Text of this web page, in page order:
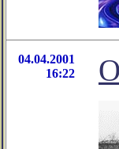
04.04.2001
16:22